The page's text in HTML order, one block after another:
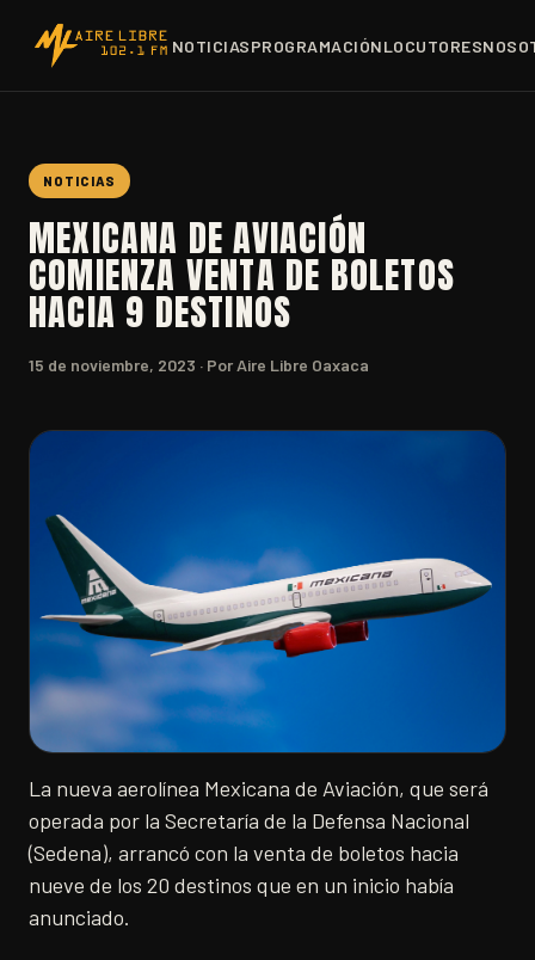
NOTICIASPROGRAMACIÓNLOCUTORES
NOTICIAS
MEXICANA DE AVIACIÓN
COMIENZA VENTA DE BOLETOS
HACIA 9 DESTINOS
15 de noviembre, 2023 · Por Aire Libre Oaxaca
La nueva aerolínea Mexicana de Aviación, que será
operada por la Secretaría de la Defensa Nacional
(Sedena), arrancó con la venta de boletos hacia
nueve de los 20 destinos que en un inicio había
anunciado.